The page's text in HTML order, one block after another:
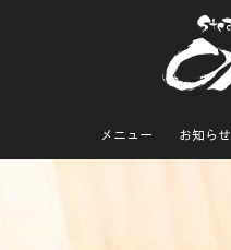
メニュー お知らせ